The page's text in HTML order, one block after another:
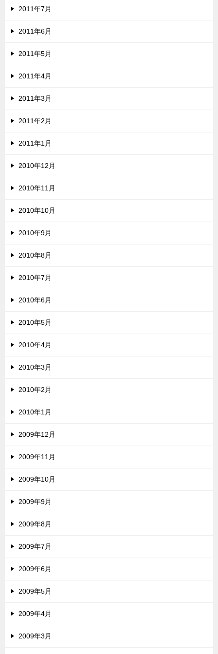
2011年7月
2011年6月
2011年5月
2011年4月
2011年3月
2011年2月
2011年1月
2010年12月
2010年11月
2010年10月
2010年9月
2010年8月
2010年7月
2010年6月
2010年5月
2010年4月
2010年3月
2010年2月
2010年1月
2009年12月
2009年11月
2009年10月
2009年9月
2009年8月
2009年7月
2009年6月
2009年5月
2009年4月
2009年3月